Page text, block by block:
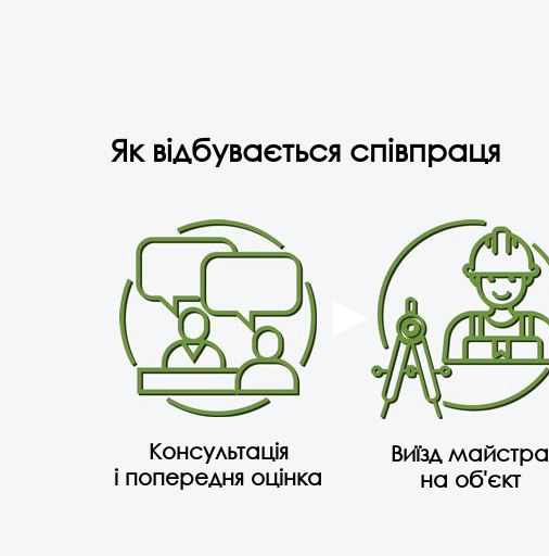
Як відбувається співпраця
Консультація
і попередня оцінка
Виїзд майстра
на об'єкт